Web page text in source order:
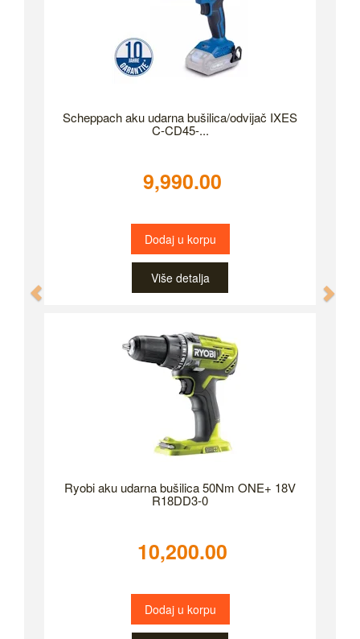
Scheppach aku udarna bušilica/odvijač IXES
C-CD45-...
9,990.00
Dodaj u korpu
Više detalja
Ryobi aku udarna bušilica 50Nm ONE+ 18V
R18DD3-0
10,200.00
Dodaj u korpu